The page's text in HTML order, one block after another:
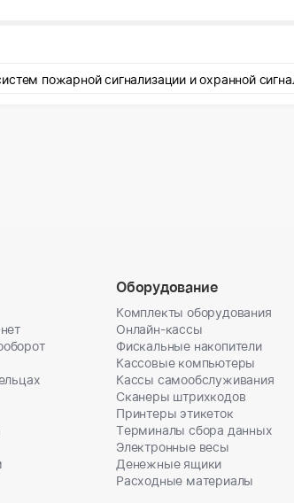
пожарной сигнализации и охранной
Оборудование
Комплекты оборудования
Онлайн-кассы
Фискальные накопители
Кассовые компьютеры
Кассы самообслуживания
Сканеры штрихкодов
Принтеры этикеток
Терминалы сбора данных
Электронные весы
Денежные ящики
Расходные материалы